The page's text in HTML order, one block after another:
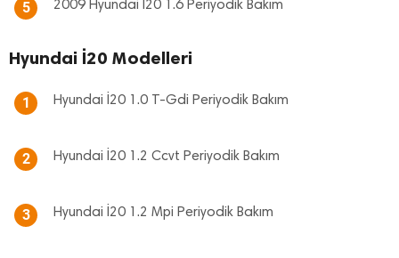
5 2009 Hyundai İ20 1.6 Periyodik Bakım
Hyundai İ20 Modelleri
1 Hyundai İ20 1.0 T-Gdi Periyodik Bakım
2 Hyundai İ20 1.2 Ccvt Periyodik Bakım
3 Hyundai İ20 1.2 Mpi Periyodik Bakım